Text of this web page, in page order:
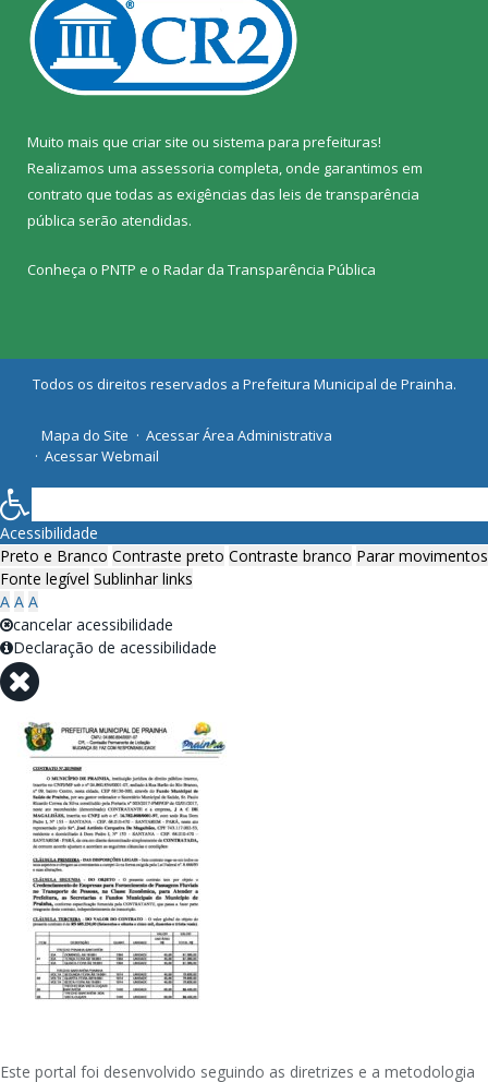
Muito mais que criar site ou sistema para prefeituras!
Realizamos uma assessoria completa, onde garantimos em
contrato que todas as exigências das leis de transparência
pública serão atendidas.
Conheça o PNTP e o Radar da Transparência Pública
Todos os direitos reservados a Prefeitura Municipal de Prainha.
Mapa do Site
Acessar Área Administrativa
Acessar Webmail
Acessibilidade
Preto e Branco Contraste preto Contraste branco Parar movimentos
Fonte legível Sublinhar links
A A A
cancelar acessibilidade
Declaração de acessibilidade
Este portal foi desenvolvido seguindo as diretrizes e a metodologia